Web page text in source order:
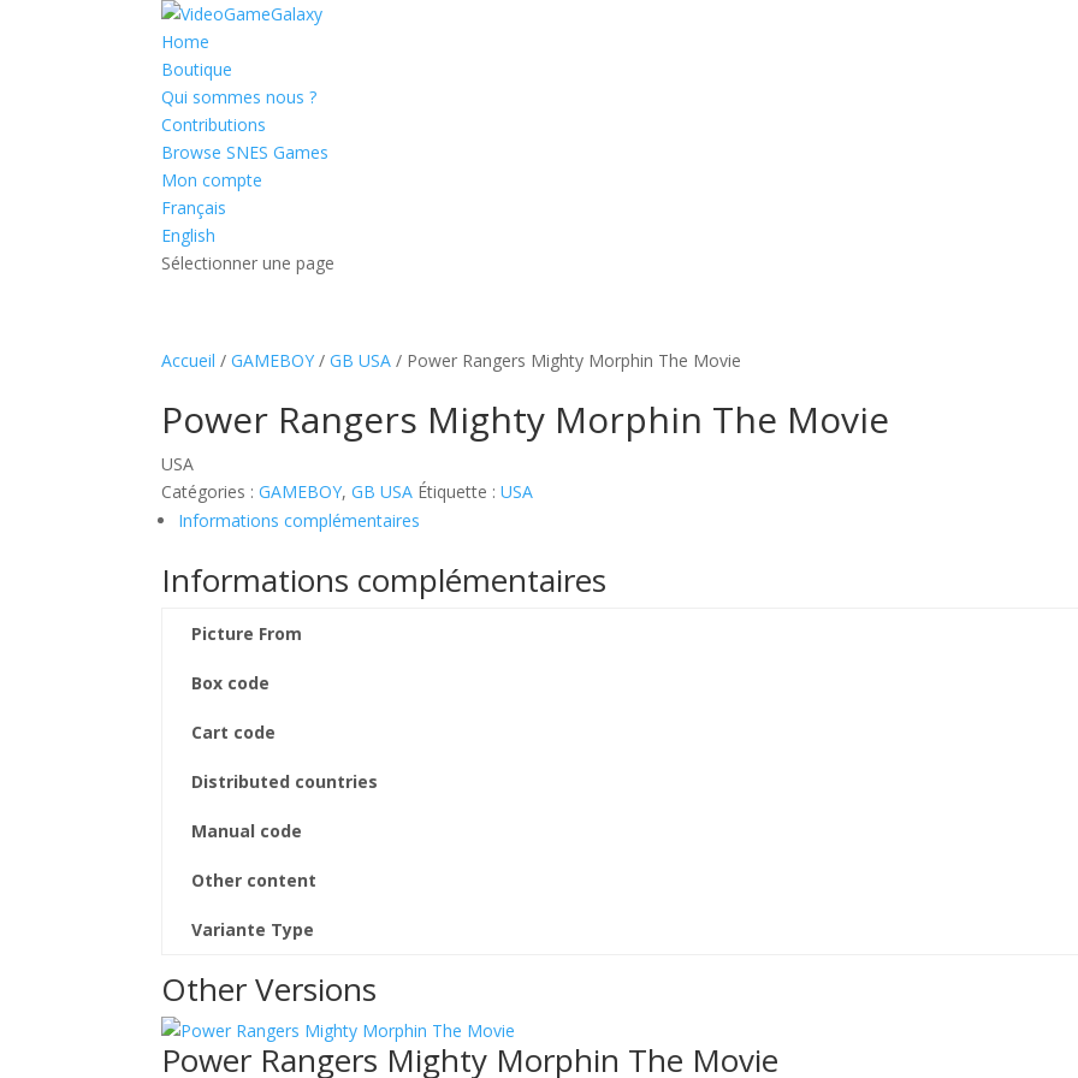
Home
Boutique
Qui sommes nous ?
Contributions
Browse SNES Games
Mon compte
Français
English
Sélectionner une page
Accueil /GAMEBOY /GB USA / Power Rangers Mighty Morphin The Movie
Power Rangers Mighty Morphin The Movie
USA
Catégories :GAMEBOY,GB USA Étiquette :USA
Informations complémentaires
Informations complémentaires
Picture From
Box code
Cart code
Distributed countries
Manual code
Other content
Variante Type
Other Versions
Power Rangers Mighty Morphin The Movie